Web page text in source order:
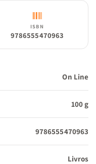
ISBN
9786555470963
On Line
100 g
9786555470963
Livros